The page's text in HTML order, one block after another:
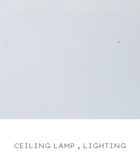
CEILING LAMP , LIGHTING